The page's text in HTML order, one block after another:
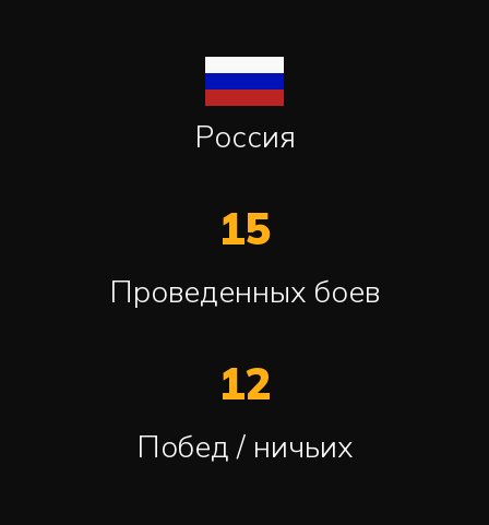
Россия
15
Проведенных боев
12
Побед / ничьих